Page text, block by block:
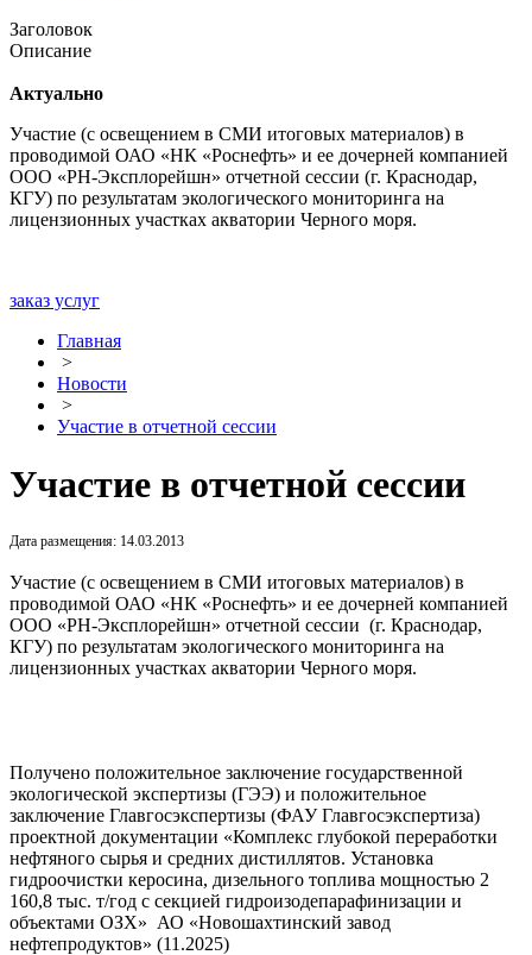
Заголовок
Описание
Актуально
Участие (с освещением в СМИ итоговых материалов) в
проводимой ОАО «НК «Роснефть» и ее дочерней компанией
ООО «РН-Эксплорейшн» отчетной сессии (г. Краснодар,
КГУ) по результатам экологического мониторинга на
лицензионных участках акватории Черного моря.
заказ услуг
Главная
>
Новости
>
Участие в отчетной сессии
Участие в отчетной сессии
Дата размещения: 14.03.2013
Участие (с освещением в СМИ итоговых материалов) в
проводимой ОАО «НК «Роснефть» и ее дочерней компанией
ООО «РН-Эксплорейшн» отчетной сессии (г. Краснодар,
КГУ) по результатам экологического мониторинга на
лицензионных участках акватории Черного моря.
Получено положительное заключение государственной
экологической экспертизы (ГЭЭ) и положительное
заключение Главгосэкспертизы (ФАУ Главгосэкспертиза)
проектной документации «Комплекс глубокой переработки
нефтяного сырья и средних дистиллятов. Установка
гидроочистки керосина, дизельного топлива мощностью 2
160,8 тыс. т/год с секцией гидроизодепарафинизации и
объектами ОЗХ» АО «Новошахтинский завод
нефтепродуктов» (11.2025)